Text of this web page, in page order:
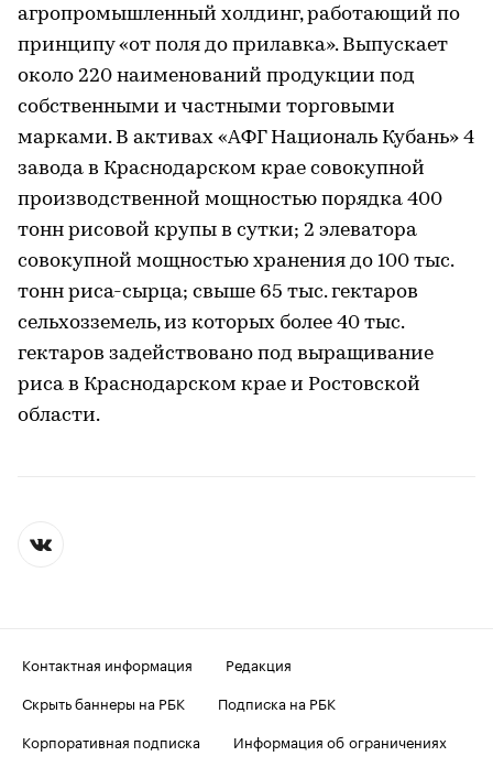
агропромышленный холдинг, работающий по
принципу «от поля до прилавка». Выпускает
около 220 наименований продукции под
собственными и частными торговыми
марками. В активах «АФГ Националь Кубань» 4
завода в Краснодарском крае совокупной
производственной мощностью порядка 400
тонн рисовой крупы в сутки; 2 элеватора
совокупной мощностью хранения до 100 тыс.
тонн риса-сырца; свыше 65 тыс. гектаров
сельхозземель, из которых более 40 тыс.
гектаров задействовано под выращивание
риса в Краснодарском крае и Ростовской
области.
Контактная информация
Редакция
Скрыть баннеры на РБК
Подписка на РБК
Корпоративная подписка
Информация об ограничениях